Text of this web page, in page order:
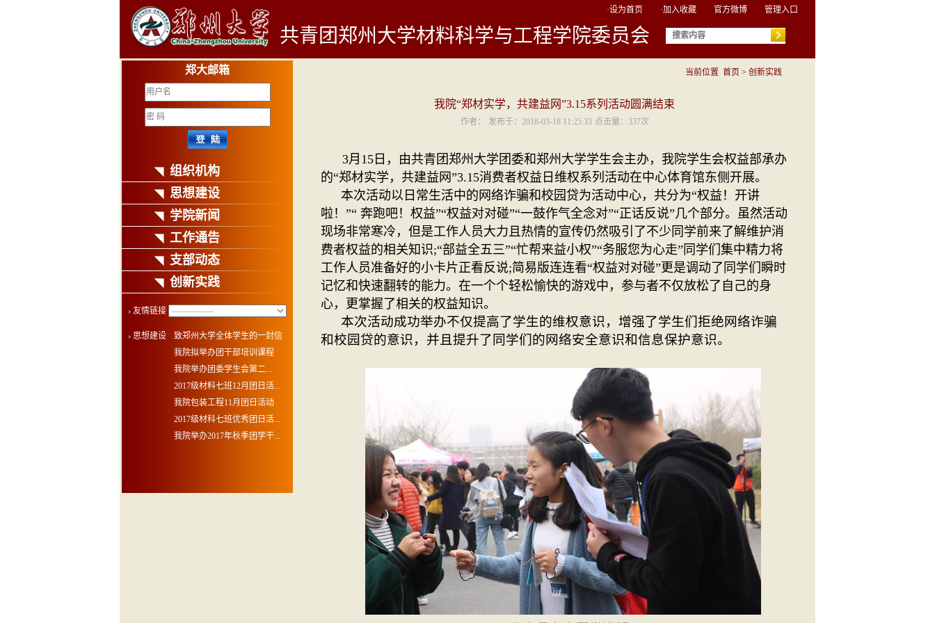
共青团郑州大学材料科学与工程学院委员会
管理入口
官方微博
·加入收藏
·设为首页
郑大邮箱
◥ 组织机构
◥ 思想建设
◥ 学院新闻
◥ 工作通告
◥ 支部动态
◥ 创新实践
友情链接
思想建设
致郑州大学全体学生的一封信
我院拟举办团干部培训课程
​我院举办团委学生会第二...
2017级材料七班12月团日活...
我院包装工程11月团日活动
2017级材科七班优秀团日活...
我院举办2017年秋季团学干...
当前位置 首页 > 创新实践
我院“郑材实学，共建益网”3.15系列活动圆满结束
作者： 发布于：2018-03-18 11:25:33 点击量： 337次
3月15日，由共青团郑州大学团委和郑州大学学生会主办，我院学生会权益部承办
的“郑材实学，共建益网”3.15消费者权益日维权系列活动在中心体育馆东侧开展。
本次活动以日常生活中的网络诈骗和校园贷为活动中心，共分为“权益！开讲
啦！”“ 奔跑吧！权益”“权益对对碰”“一鼓作气全念对”“正话反说”几个部分。虽然活动
现场非常寒冷，但是工作人员大力且热情的宣传仍然吸引了不少同学前来了解维护消
费者权益的相关知识;“部益全五三”“忙帮来益小权”“务服您为心走”同学们集中精力将
工作人员准备好的小卡片正看反说;简易版连连看“权益对对碰”更是调动了同学们瞬时
记忆和快速翻转的能力。在一个个轻松愉快的游戏中，参与者不仅放松了自己的身
心，更掌握了相关的权益知识。
本次活动成功举办不仅提高了学生的维权意识，增强了学生们拒绝网络诈骗
和校园贷的意识，并且提升了同学们的网络安全意识和信息保护意识。